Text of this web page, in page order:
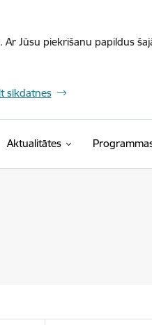
Jūsu piekrišanu papildus
sīkdatnes
Aktualitātes